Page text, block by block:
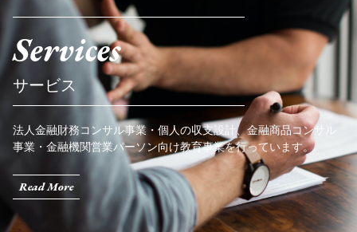
Services
サービス
法人金融財務コンサル事業・個人の収支設計、金融商品コンサル
事業・金融機関営業パーソン向け教育事業を行っています。
Read More